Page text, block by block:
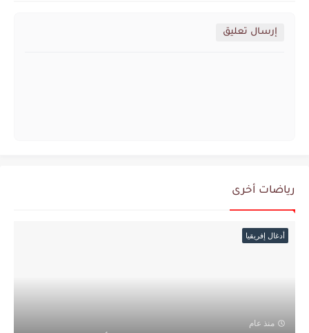
إرسال تعليق
رياضات أخرى
أدغال إفريقيا
منذ عام